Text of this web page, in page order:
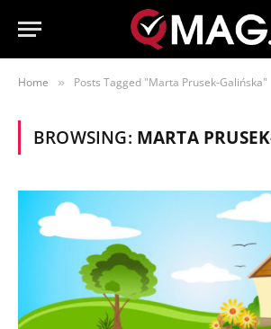
Home » Posts Tagged "Marta Prusek-Galińska"
BROWSING: MARTA